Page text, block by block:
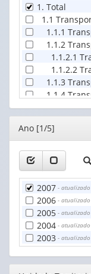
1. Total
1.1
1.1.1
1.1.2
1.1.2.1
1.1.2.2
1.1.3
1.1.4
1.1.5
1.1.6
1.2
2. Empresas
2.1
2.1.1
2.1.1.1
2.1.1.2
2.1.1.3
2.1.2
2.1.2.1
Editor
Ano [1/5]
2007 -
2006 -
2005 -
2004 -
2003 -